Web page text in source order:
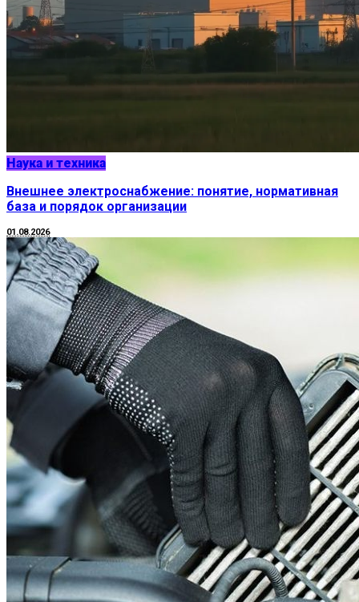
Наука и техника
Внешнее электроснабжение: понятие, нормативная
база и порядок организации
01.08.2026